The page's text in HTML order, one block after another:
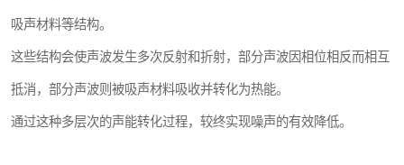
吸声材料等结构。
这些结构会使声波发生多次反射和折射，部分声波因相位相反而相互
抵消，部分声波则被吸声材料吸收并转化为热能。
通过这种多层次的声能转化过程，较终实现噪声的有效降低。